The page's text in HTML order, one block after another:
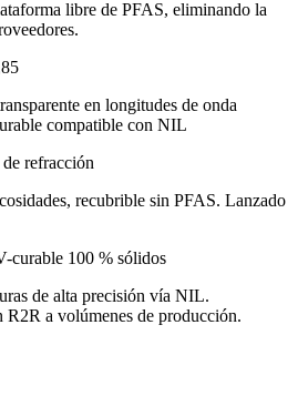
libre de PFAS, eliminando la
en longitudes de onda
compatible con NIL
refracción
recubrible sin PFAS. Lanzado
curable 100 % sólidos
de alta precisión vía NIL.
a volúmenes de producción.